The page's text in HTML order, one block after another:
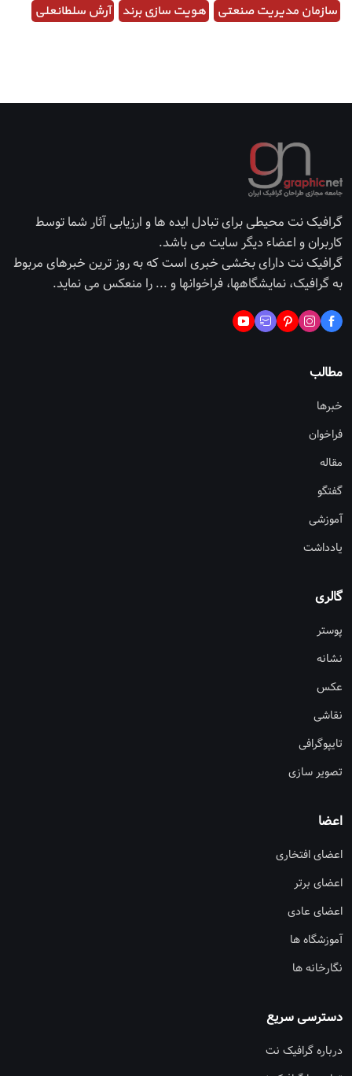
سازمان مدیریت صنعتی هویت سازی برند آرش سلطانعلی
گرافیک نت محیطی برای تبادل ایده ها و ارزیابی آثار شما توسط
کاربران و اعضاء دیگر سایت می باشد.
گرافیک نت دارای بخشی خبری است که به روز ترین خبرهای مربوط
به گرافیک، نمایشگاهها، فراخوانها و ... را منعکس می نماید.
مطالب
خبرها
فراخوان
مقاله
گفتگو
آموزشی
یادداشت
گالری
پوستر
نشانه
عکس
نقاشی
تایپوگرافی
تصویر سازی
اعضا
اعضای افتخاری
اعضای برتر
اعضای عادی
آموزشگاه ها
نگارخانه ها
دسترسی سریع
درباره گرافیک نت